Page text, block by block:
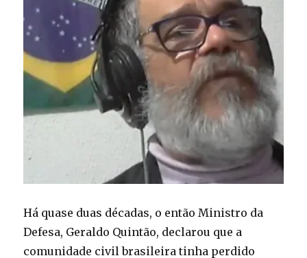
Há quase duas décadas, o então Ministro da
Defesa, Geraldo Quintão, declarou que a
comunidade civil brasileira tinha perdido